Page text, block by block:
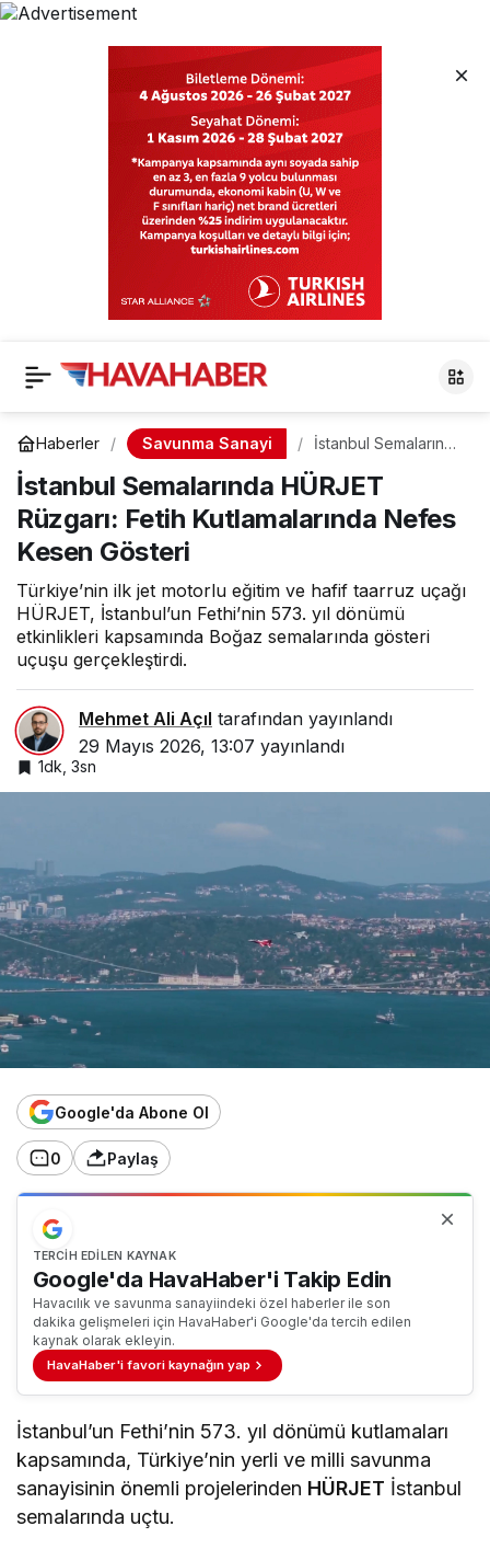
Haberler Savunma Sanayi
İstanbul Semalarında
Fetih Kutlamalarında
Nefes Kesen Gösteri
İstanbul Semalarında HÜRJET
Rüzgarı: Fetih Kutlamalarında Nefes
Kesen Gösteri
Türkiye’nin ilk jet motorlu eğitim ve hafif taarruz uçağı
HÜRJET, İstanbul’un Fethi’nin 573. yıl dönümü
etkinlikleri kapsamında Boğaz semalarında gösteri
uçuşu gerçekleştirdi.
Mehmet Ali Açıl tarafından yayınlandı
29 Mayıs 2026, 13:07 yayınlandı
1dk, 3sn
Google'da Abone Ol
0 Paylaş
TERCIH EDILEN KAYNAK
Google'da HavaHaber'i Takip Edin
Havacılık ve savunma sanayiindeki özel haberler ile son
dakika gelişmeleri için HavaHaber'i Google'da tercih edilen
kaynak olarak ekleyin.
HavaHaber'i favori kaynağın yap
İstanbul’un Fethi’nin 573. yıl dönümü kutlamaları
kapsamında, Türkiye’nin yerli ve milli savunma
sanayisinin önemli projelerinden HÜRJET İstanbul
semalarında uçtu.